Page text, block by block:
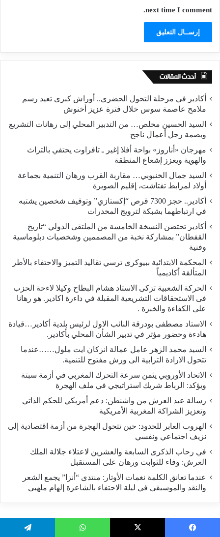
next time I comment.
أحدث المقالات
أكادير في مرحلة التحول الحضري.. أوراش كبرى تعيد رسم
ملامح عاصمة سوس خلال فترة عزيز أخنوش
السيد الحسين مخلص… من التدبير المحلي إلى رهانات التشريع
وبصمة رجل أعمال ناجح
مهرجان «أناروز» بواحة أفلا إغير ـ تافراوت يحتفي بالتراث
والهوية ويعزز إشعاع المنطقة
السيد جمال الخنبوبي… مقاربة القرب ورهان التنمية بجماعة
أولاد لمرابط تفتاشت، إقليم الصويرة
أكادير.. حجز 7300 قرص “إكستازي” وتوقيف شخصين يشتبه
في ارتباطهما بشبكة لترويج المخدرات
أكادير تحتضن النسخة الخامسة من الملتقى الدولي “تاريخ
القفطان” بمشاركة نخبة من المصممين وشخصيات دبلوماسية
وفنية
المحكمة الابتدائية ببيوكرى ترسي تقاليد التميز والاحتفاء بالأطر
المتألقة أكاديمياً
الحركة الشعبية تزكى الاستاد هشام البطاح وكيلا لاءحة الحزب
فى الاستحقاقات التشريعية المقبلة في داءرة اكادير. هو رهانا
على الكفاءة والخبرة .
الاستاد مصطفى بودرقة النائب الاول لرئيس بلدية أكادير…قيادة
هادءة وحضور مؤتر في تدبير الشأن المحلي بأكادير.
السيد محمد الزهر عامل عمالة انزكان ايت ملول……عندما
تتحول الارادة الترابية الى ورش مفتوح للتنمية.
الاتحاد الأوروبي يثمن سرعة التحرك المغربي في أزمة سبتة
ويؤكد: الرباط شريك استراتيجي في ملف الهجرة
رسالة عيد العرش من واشنطن: دعم أمريكي للحكم الذاتي
وتعزيز الشراكة المغربية الأمريكية
​الهروب العابر للحدود: حين تتحول الهجرة من أزمة اقتصادية إلى
نزيف اجتماعي ونفسي
في رحاب الذكرى السابعة والعشرين لاعتلاء جلالة الملك
العرش: وفاء للثوابت ورهان على المستقبل
​عندما تعانق الكلمة نغمات الأوتار: منتدى “أنزا” يجمع الشعر
والنقد والموسيقى في ليلة الاحتفاء بالشاعرة إلهام ملهبي